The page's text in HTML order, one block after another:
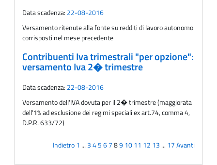
Data scadenza: 22-08-2016
Versamento ritenute alla fonte su redditi di lavoro autonomo
corrisposti nel mese precedente
Contribuenti Iva trimestrali "per opzione":
versamento Iva 2� trimestre
Data scadenza: 22-08-2016
Versamento dell'IVA dovuta per il 2� trimestre (maggiorata
dell'1% ad esclusione dei regimi speciali ex art.74, comma 4,
D.P.R. 633/72)
Indietro1 ... 34567891011 12 13 ... 17Avanti